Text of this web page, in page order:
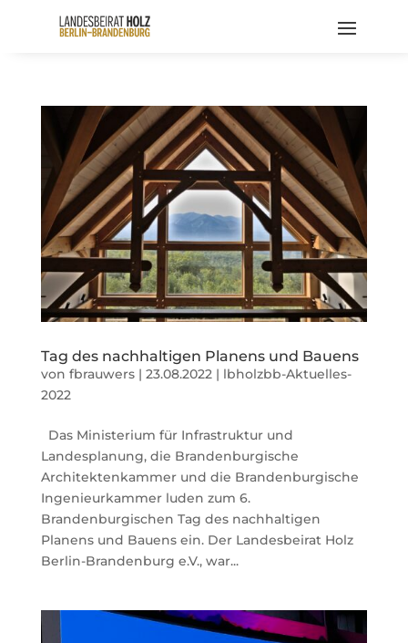
Tag des nachhaltigen Planens und Bauens
von fbrauwers| 23.08.2022| lbholzbb-Aktuelles-
2022
Das Ministerium für Infrastruktur und
Landesplanung, die Brandenburgische
Architektenkammer und die Brandenburgische
Ingenieurkammer luden zum 6.
Brandenburgischen Tag des nachhaltigen
Planens und Bauens ein. Der Landesbeirat Holz
Berlin-Brandenburg e.V., war...